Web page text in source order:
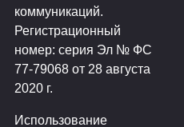
коммуникаций.
Регистрационный
номер: серия Эл № ФС
77-79068 от 28 августа
2020 г.
Использование